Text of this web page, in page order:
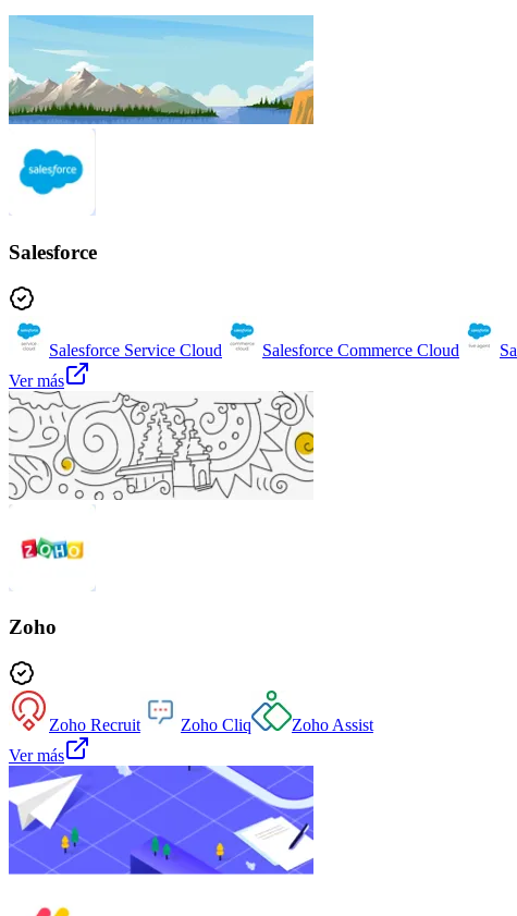
Salesforce
Salesforce Service Cloud Salesforce Commerce Cloud
Ver más
Zoho
Zoho Recruit Zoho Cliq
Zoho Assist
Ver más